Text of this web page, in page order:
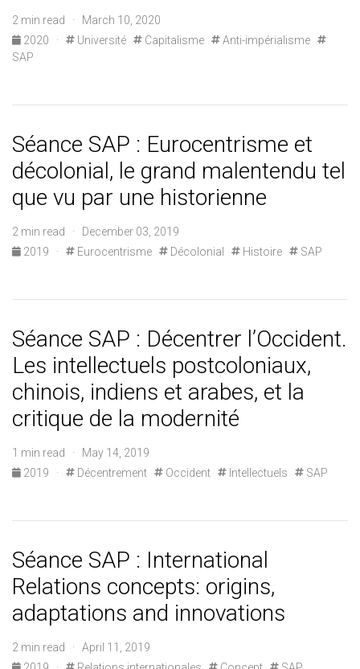
2 min read · March 10, 2020
2020
· Université Capitalisme
Anti-impérialisme
SAP
Séance SAP : Eurocentrisme et
décolonial, le grand malentendu tel
que vu par une historienne
2 min read · December 03, 2019
2019
· Eurocentrisme Décolonial Histoire SAP
Séance SAP : Décentrer l’Occident.
Les intellectuels postcoloniaux,
chinois, indiens et arabes, et la
critique de la modernité
1 min read · May 14, 2019
2019
· Décentrement Occident Intellectuels SAP
Séance SAP : International
Relations concepts: origins,
adaptations and innovations
2 min read · April 11, 2019